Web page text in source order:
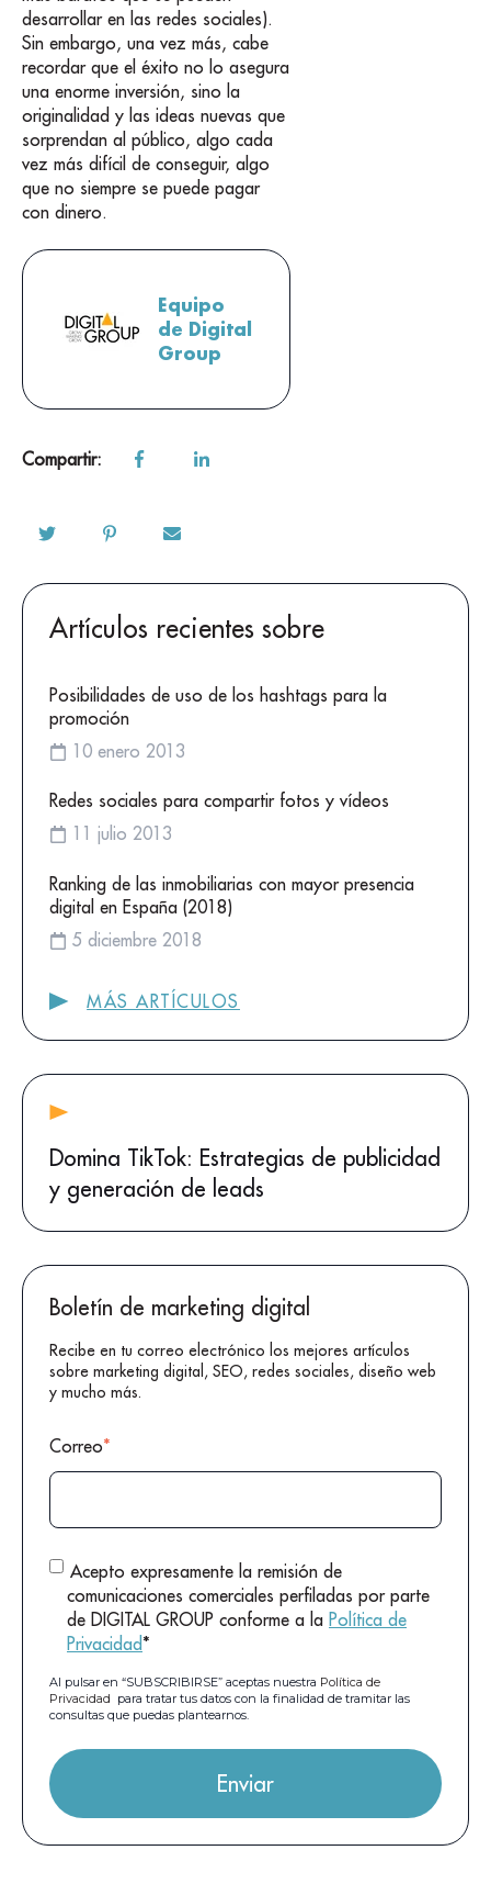
desarrollar en las redes sociales).
Sin embargo, una vez más, cabe
recordar que el éxito no lo asegura
una enorme inversión, sino la
originalidad y las ideas nuevas que
sorprendan al público, algo cada
vez más difícil de conseguir, algo
que no siempre se puede pagar
con dinero.
Equipo
de Digital
Group
Compartir:
Artículos recientes sobre
Posibilidades de uso de los hashtags para la
promoción
10 enero 2013
Redes sociales para compartir fotos y vídeos
11 julio 2013
Ranking de las inmobiliarias con mayor presencia
digital en España (2018)
5 diciembre 2018
MÁS ARTÍCULOS
Domina TikTok: Estrategias de publicidad
y generación de leads
Boletín de marketing digital
Recibe en tu correo electrónico los mejores artículos
sobre marketing digital, SEO, redes sociales, diseño web
y mucho más.
Correo*
Acepto expresamente la remisión de
comunicaciones comerciales perfiladas por parte
de DIGITAL GROUP conforme a la Política de
Privacidad*
Al pulsar en “SUBSCRIBIRSE” aceptas nuestra Política de
Privacidad para tratar tus datos con la finalidad de tramitar las
consultas que puedas plantearnos.